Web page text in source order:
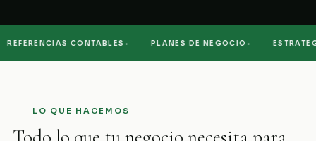
CONTABLES· PLANES DE NEGOCIO·
LO QUE HACEMOS